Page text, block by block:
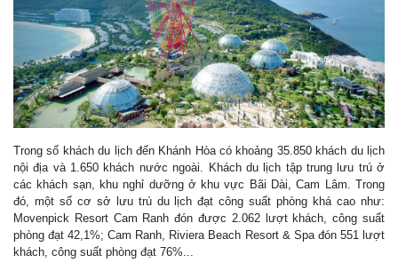
Trong số khách du lịch đến Khánh Hòa có khoảng 35.850 khách du lịch
nội địa và 1.650 khách nước ngoài. Khách du lịch tập trung lưu trú ở
các khách sạn, khu nghỉ dưỡng ở khu vực Bãi Dài, Cam Lâm. Trong
đó, một số cơ sở lưu trú du lịch đạt công suất phòng khá cao như:
Movenpick Resort Cam Ranh đón được 2.062 lượt khách, công suất
phòng đạt 42,1%; Cam Ranh, Riviera Beach Resort & Spa đón 551 lượt
khách, công suất phòng đạt 76%...